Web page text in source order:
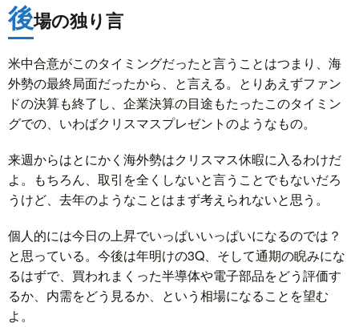
後場の独り言
米中合意がこのタイミングだったと言うことはつまり、海
外勢の最終局面だったから、と言える。とりあえずファン
ドの決算も終了し、企業決算の目途もたったこのタイミン
グでの、いわばクリスマスプレゼントのようなもの。
来週からはとにかく海外勢はクリスマス休暇に入るわけだ
よ。もちろん、取引を全くしないと言うことでもないだろ
うけど、去年のようなことはまず考えられないと思う。
個人的には今日の上昇でいっぱいいっぱいになるのでは？
と思っている。今後は年明けの3Q、そして通期の睨みにな
るはずで、買われまくった半導体や電子部品をどう評価す
るか、内需をどう見るか、という相場になることを望む
よ。